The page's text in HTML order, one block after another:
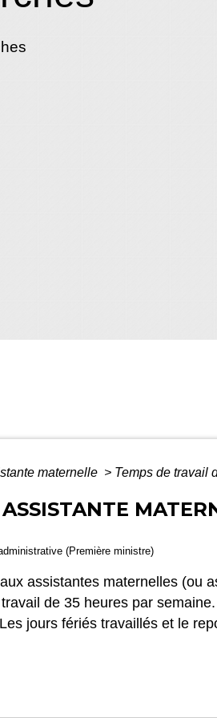
maternelle > Temps de travail
(Première ministre)
assistantes maternelles (ou
de 35 heures par
jours fériés travaillés et le